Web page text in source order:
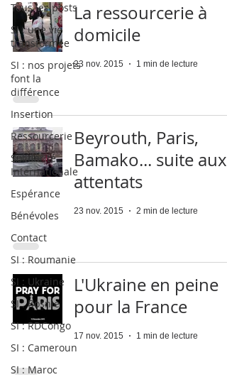
Tous les posts
SI : une vie
transformée
SI : nos projets
font la
différence
Insertion
Ressourcerie
Solidarité
Internationale
Espérance
Bénévoles
Contact
SI : Roumanie
SI : Ukraine
SI : Bosnie
SI : RDCongo
SI : Cameroun
SI : Maroc
La ressourcerie à
domicile
23 nov. 2015 1 min de lecture
Beyrouth, Paris,
Bamako... suite aux
attentats
23 nov. 2015 2 min de lecture
L'Ukraine en peine
pour la France
17 nov. 2015 1 min de lecture